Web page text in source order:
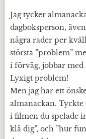
Jag tycker
dagboksperson,
några rader per
största ”problem”
i förväg, jobbar med
Lyxigt problem!
Men jag har ett
almanackan. Tyckte
i filmen du spelade
klä dig”, och ”hur